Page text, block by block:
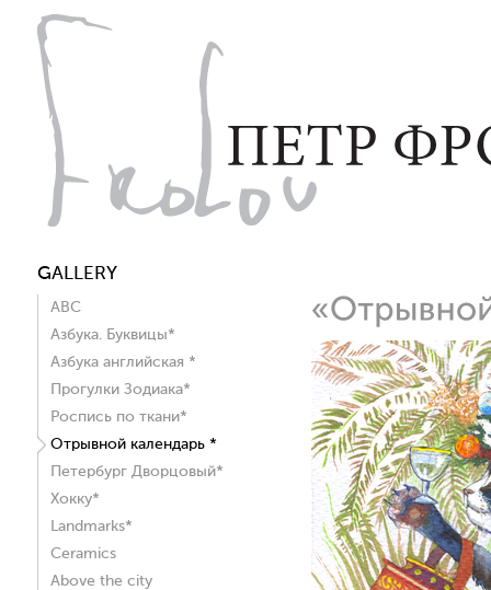
GALLERY
ABC
Азбука. Буквицы*
Азбука английская *
Прогулки Зодиака*
Роспись по ткани*
Отрывной календарь *
Петербург Дворцовый*
Хокку*
Landmarks*
Ceramics
Above the city